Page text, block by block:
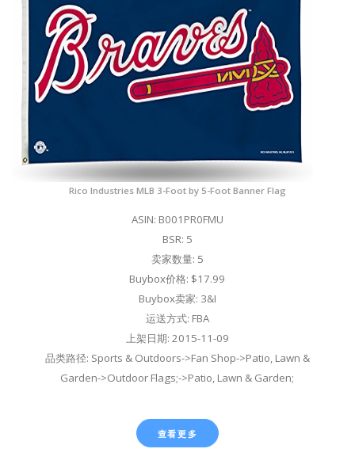
Rico Industries MLB 3-Foot by 5-Foot Banner Flag
ASIN: B001PR0FMU
BSR: 5
卖家数量: 5
Buybox价格: $17.99
Buybox卖家: 3&I
运送方式: FBA
上架日期: 2015-11-09
品类路径: Sports & Outdoors->Fan Shop->Patio, Lawn &
Garden->Outdoor Flags;->Patio, Lawn & Garden;
查看更多